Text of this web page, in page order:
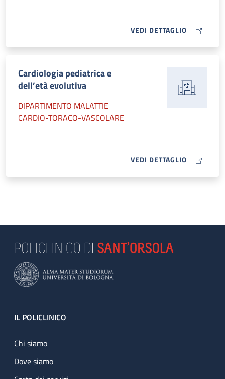
VEDI DETTAGLIO MAP ICON
Cardiologia pediatrica e
dell’età evolutiva
DIPARTIMENTO MALATTIE
CARDIO-TORACO-VASCOLARE
VEDI DETTAGLIO MAP ICON
Footer
IL POLICLINICO
Chi siamo
Dove siamo